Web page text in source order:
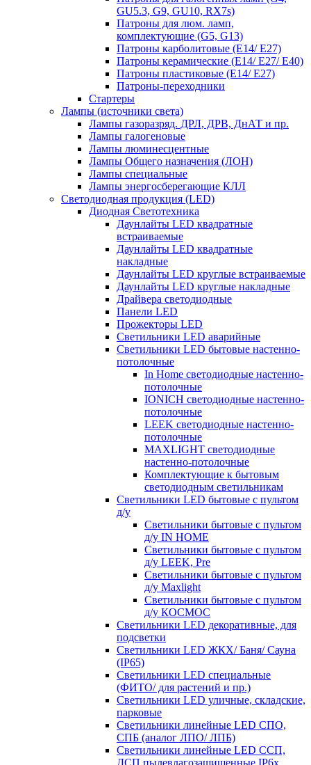
GU5.3, G9, GU10, RX7s)
Патроны для люм. ламп,
комплектующие (G5, G13)
Патроны карболитовые (E14/ E27)
Патроны керамические (E14/ E27/ E40)
Патроны пластиковые (E14/ E27)
Патроны-переходники
Стартеры
Лампы (источники света)
Лампы газоразряд. ДРЛ, ДРВ, ДнАТ и пр.
Лампы галогеновые
Лампы люминесцентные
Лампы Общего назначения (ЛОН)
Лампы специальные
Лампы энергосберегающие КЛЛ
Светодиодная продукция (LED)
Диодная Светотехника
Даунлайты LED квадратные
встраиваемые
Даунлайты LED квадратные
накладные
Даунлайты LED круглые встраиваемые
Даунлайты LED круглые накладные
Драйвера светодиодные
Панели LED
Прожекторы LED
Светильники LED аварийные
Светильники LED бытовые настенно-
потолочные
In Home светодиодные настенно-
потолочные
IONICH светодиодные настенно-
потолочные
LEEK светодиодные настенно-
потолочные
MAXLIGHT светодиодные
настенно-потолочные
Комплектующие к бытовым
светодиодным светильникам
Светильники LED бытовые с пультом
д/у
Светильники бытовые с пультом
д/у IN HOME
Светильники бытовые с пультом
д/у LEEK, Pre
Светильники бытовые с пультом
д/у Maxlight
Светильники бытовые с пультом
д/у КОСМОС
Светильники LED декоративные, для
подсветки
Светильники LED ЖКХ/ Баня/ Сауна
(IP65)
Светильники LED специальные
(ФИТО/ для растений и пр.)
Светильники LED уличные, складские,
парковые
Светильники линейные LED СПО,
СПБ (аналог ЛПО/ ЛПБ)
Светильники линейные LED ССП,